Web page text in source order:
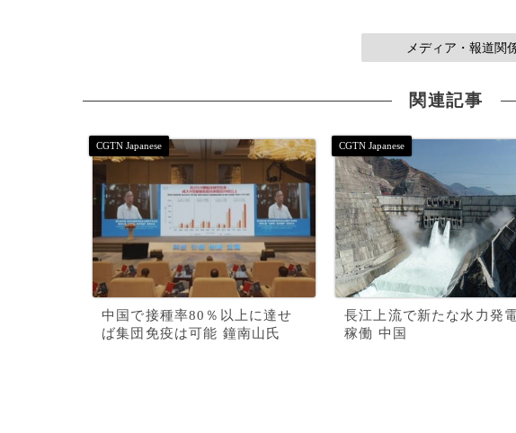
メディア・報道関
関連記事
中国で接種率80％以上に達せ
ば集団免疫は可能 鐘南山氏
長江上流で新たな水力発
稼働 中国